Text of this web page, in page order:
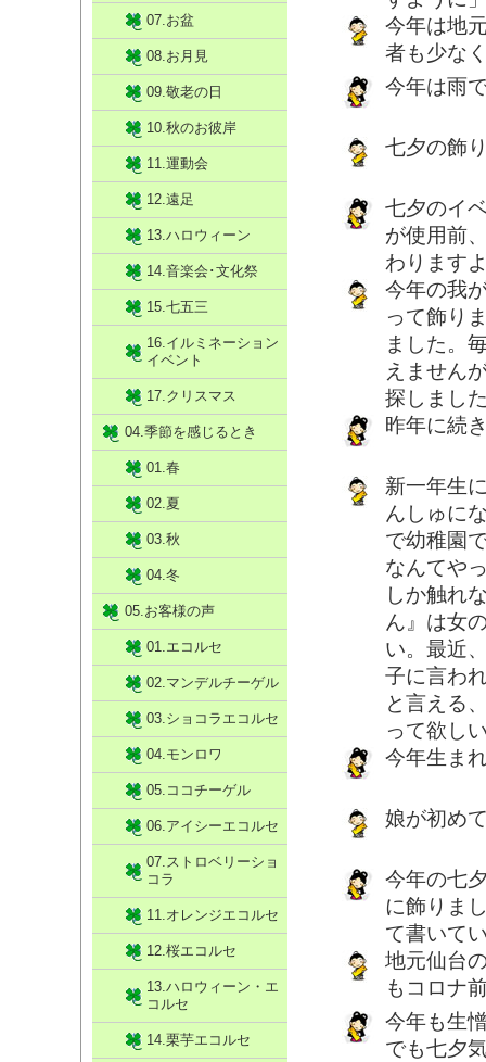
今年は地
者も少な
今年は雨
七夕の飾
七夕のイ
が使用前
わります
今年の我
って飾り
ました。
えません
探しまし
昨年に続
新一年生
んしゅに
で幼稚園
なんてや
しか触れ
ん』は女
い。最近
子に言わ
と言える
って欲し
今年生ま
娘が初め
今年の七
に飾りま
て書いて
地元仙台
もコロナ
今年も生
でも七夕
07.お盆
08.お月見
09.敬老の日
10.秋のお彼岸
11.運動会
12.遠足
13.ハロウィーン
14.音楽会･文化祭
15.七五三
16.イルミネーション
イベント
17.クリスマス
04.季節を感じるとき
01.春
02.夏
03.秋
04.冬
05.お客様の声
01.エコルセ
02.マンデルチーゲル
03.ショコラエコルセ
04.モンロワ
05.ココチーゲル
06.アイシーエコルセ
07.ストロベリーショ
コラ
11.オレンジエコルセ
12.桜エコルセ
13.ハロウィーン・エ
コルセ
14.栗芋エコルセ